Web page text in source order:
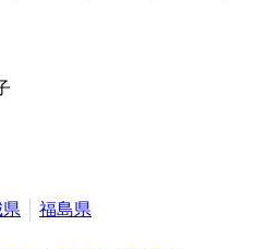
県 福島県